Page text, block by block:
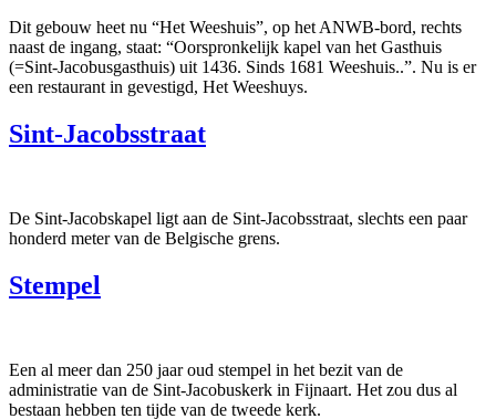
Dit gebouw heet nu “Het Weeshuis”, op het ANWB-bord, rechts
naast de ingang, staat: “Oorspronkelijk kapel van het Gasthuis
(=Sint-Jacobusgasthuis) uit 1436. Sinds 1681 Weeshuis..”. Nu is er
een restaurant in gevestigd, Het Weeshuys.
Sint-Jacobsstraat
De Sint-Jacobskapel ligt aan de Sint-Jacobsstraat, slechts een paar
honderd meter van de Belgische grens.
Stempel
Een al meer dan 250 jaar oud stempel in het bezit van de
administratie van de Sint-Jacobuskerk in Fijnaart. Het zou dus al
bestaan hebben ten tijde van de tweede kerk.